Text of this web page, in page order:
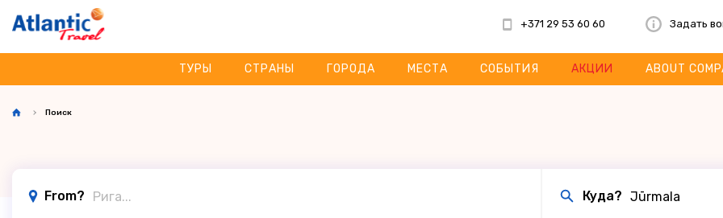
+371 29 53 60 60 Задать
ТУРЫ СТРАНЫ ГОРОДА МЕСТА СОБЫТИЯ АКЦИИ ABOUT
Поиск
From? Куда?